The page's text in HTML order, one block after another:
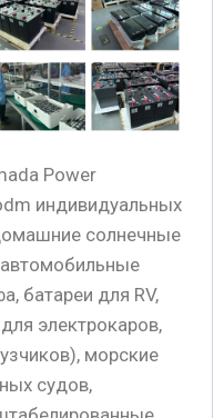
Power
индивидуальных
солнечные
батареи для RV,
электрокаров,
морские
судов,